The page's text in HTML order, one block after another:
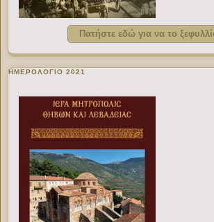
Πατήστε εδώ για να το
ΗΜΕΡΟΛΟΓΙΟ 2021